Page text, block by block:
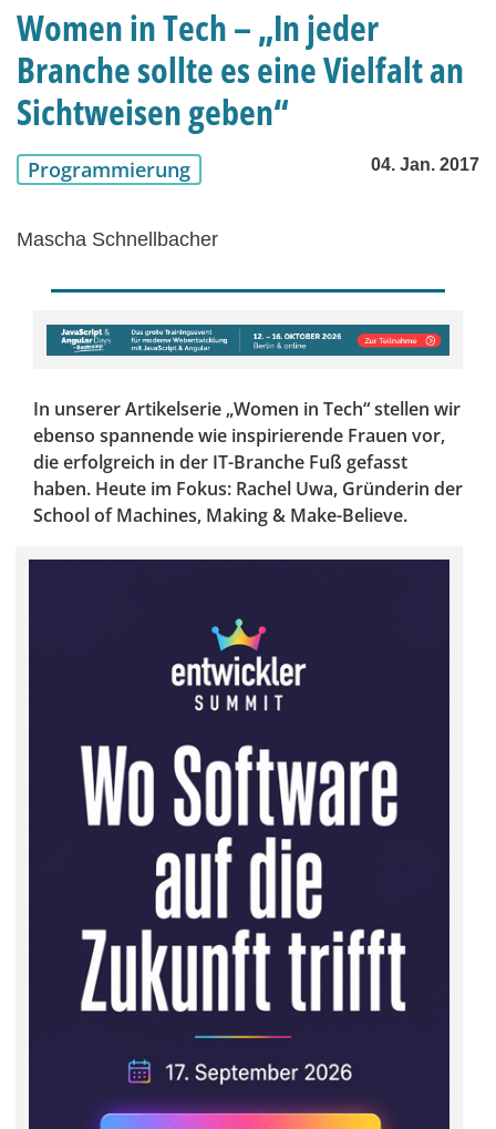
Women in Tech – „In jeder
Branche sollte es eine Vielfalt an
Sichtweisen geben“
Programmierung 04. Jan. 2017
Mascha Schnellbacher
In unserer Artikelserie „Women in Tech“ stellen wir
ebenso spannende wie inspirierende Frauen vor,
die erfolgreich in der IT-Branche Fuß gefasst
haben. Heute im Fokus: Rachel Uwa, Gründerin der
School of Machines, Making & Make-Believe.